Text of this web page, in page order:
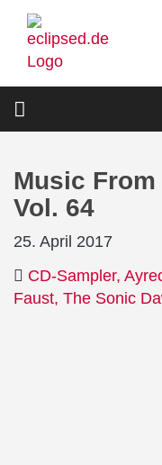
Direkt
zum
Inhalt
Music
Vol. 64
25. April 2017
CD-Sampler
Faust The Sonic